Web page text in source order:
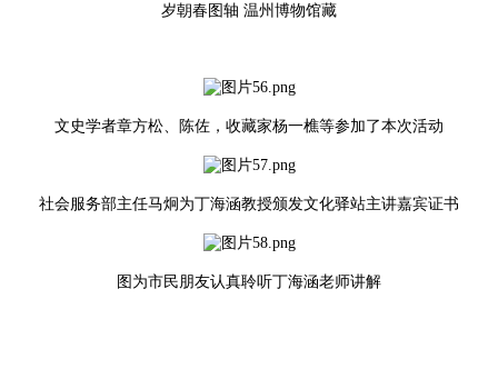
岁朝春图轴 温州博物馆藏
文史学者章方松、陈佐，收藏家杨一樵等参加了本次活动
社会服务部主任马炯为丁海涵教授颁发文化驿站主讲嘉宾证书
图为市民朋友认真聆听丁海涵老师讲解